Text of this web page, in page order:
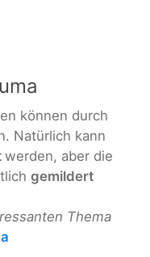
können durch
Natürlich kann
werden, aber die
gemildert
Thema